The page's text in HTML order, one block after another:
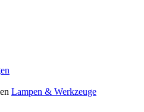
Lampen & Werkzeuge